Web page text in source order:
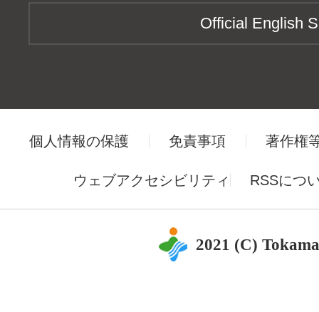
Official English
個人情報の保護 免責事項 著作権
ウェブアクセシビリティ RSSにつ
2021 (C)